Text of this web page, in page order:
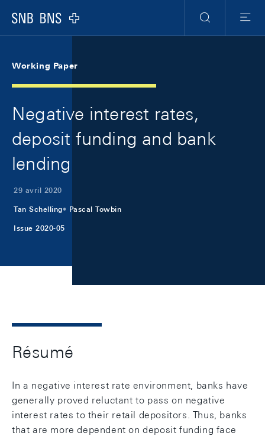
Logo
RechercheMenu
Working Paper
Negative interest rates,
deposit funding and bank
lending
29 avril 2020
Tan Schelling Pascal Towbin
Issue 2020-05
Résumé
In a negative interest rate environment, banks have
generally proved reluctant to pass on negative
interest rates to their retail depositors. Thus, banks
that are more dependent on deposit funding face